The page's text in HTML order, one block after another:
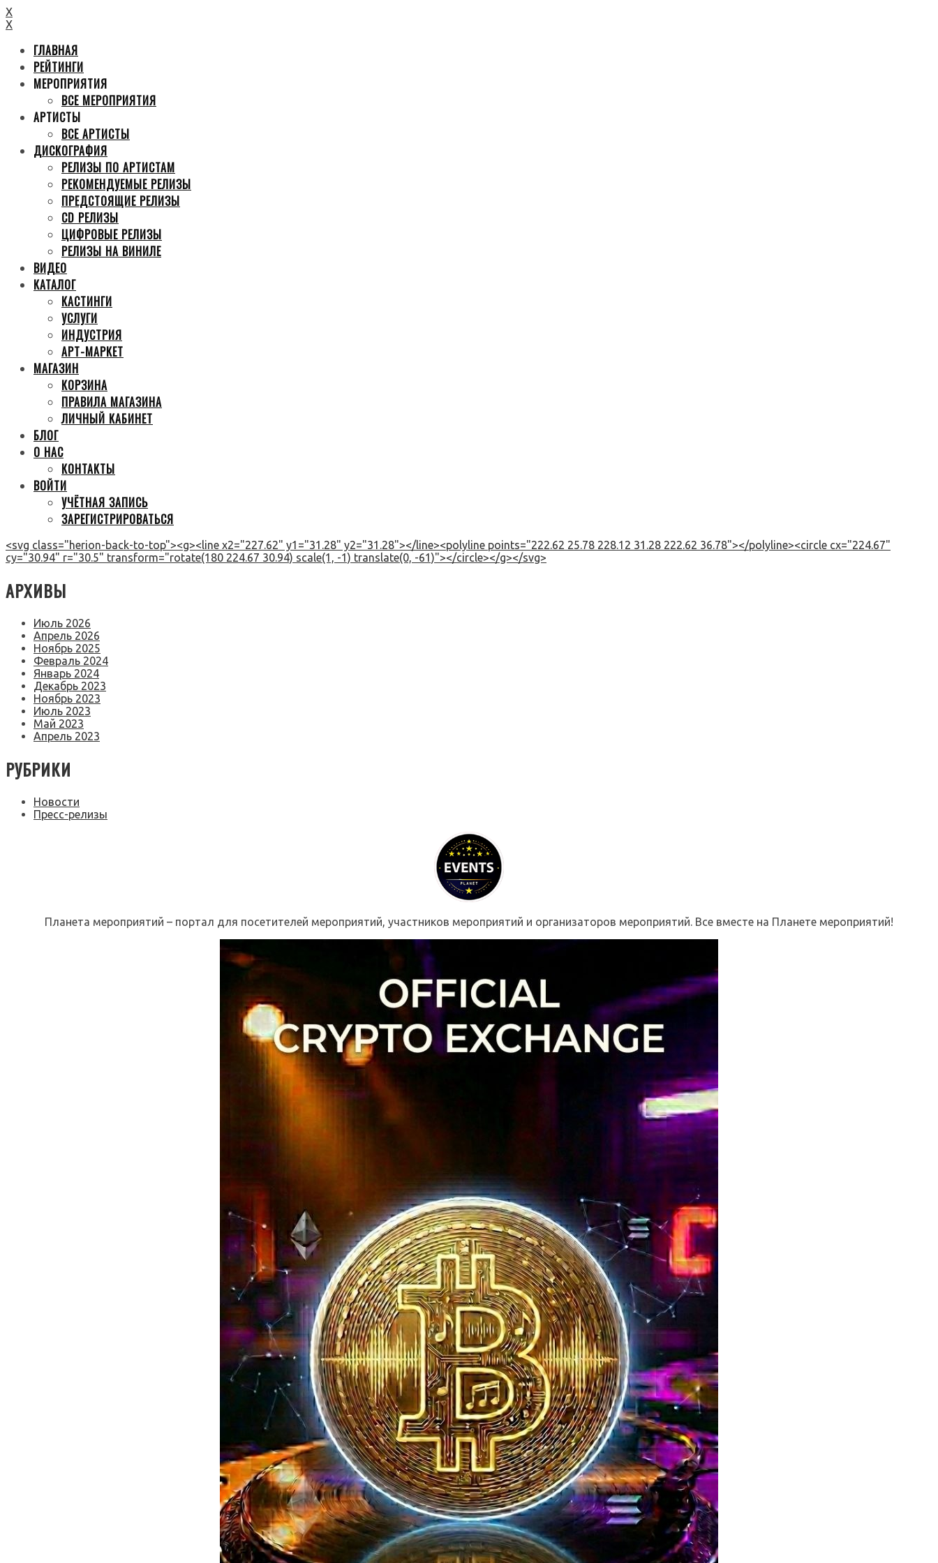
X
X
ГЛАВНАЯ
РЕЙТИНГИ
МЕРОПРИЯТИЯ
ВСЕ МЕРОПРИЯТИЯ
АРТИСТЫ
ВСЕ АРТИСТЫ
ДИСКОГРАФИЯ
РЕЛИЗЫ ПО АРТИСТАМ
РЕКОМЕНДУЕМЫЕ РЕЛИЗЫ
ПРЕДСТОЯЩИЕ РЕЛИЗЫ
CD РЕЛИЗЫ
ЦИФРОВЫЕ РЕЛИЗЫ
РЕЛИЗЫ НА ВИНИЛЕ
ВИДЕО
КАТАЛОГ
КАСТИНГИ
УСЛУГИ
ИНДУСТРИЯ
АРТ-МАРКЕТ
МАГАЗИН
КОРЗИНА
ПРАВИЛА МАГАЗИНА
ЛИЧНЫЙ КАБИНЕТ
БЛОГ
О НАС
КОНТАКТЫ
ВОЙТИ
УЧЁТНАЯ ЗАПИСЬ
ЗАРЕГИСТРИРОВАТЬСЯ
<svg class="herion-back-to-top"><g><line x2="227.62" y1="31.28" y2="31.28"></line><polyline points="222.62 25.78 228.12 31.28 222.62 36.78"></polyline><circle cx="224.67"
cy="30.94" r="30.5" transform="rotate(180 224.67 30.94) scale(1, -1) translate(0, -61)"></circle></g></svg>
АРХИВЫ
Июль 2026
Апрель 2026
Ноябрь 2025
Февраль 2024
Январь 2024
Декабрь 2023
Ноябрь 2023
Июль 2023
Май 2023
Апрель 2023
РУБРИКИ
Новости
Пресс-релизы
Планета мероприятий – портал для посетителей мероприятий, участников мероприятий и организаторов мероприятий. Все вместе на Планете мероприятий!